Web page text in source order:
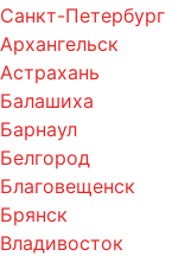
Санкт-Петербург
Архангельск
Астрахань
Балашиха
Барнаул
Белгород
Благовещенск
Брянск
Владивосток